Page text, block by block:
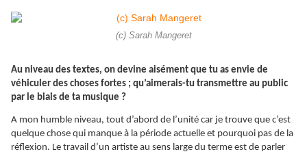
(c) Sarah Mangeret
Au niveau des textes, on devine aisément que tu as envie de
véhiculer des choses fortes ; qu’aimerais-tu transmettre au public
par le biais de ta musique ?
A mon humble niveau, tout d’abord de l’unité car je trouve que c’est
quelque chose qui manque à la période actuelle et pourquoi pas de la
réflexion. Le travail d’un artiste au sens large du terme est de parler